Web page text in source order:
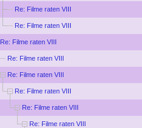
Re: Filme raten VIII
Re: Filme raten VIII
Re: Filme raten VIII
Re: Filme raten VIII
Re: Filme raten VIII
Re: Filme raten VIII
Re: Filme raten VIII
Re: Filme raten VIII